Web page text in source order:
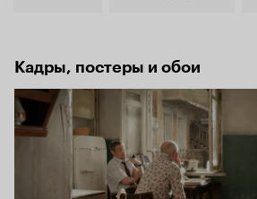
Кадры, постеры и обои